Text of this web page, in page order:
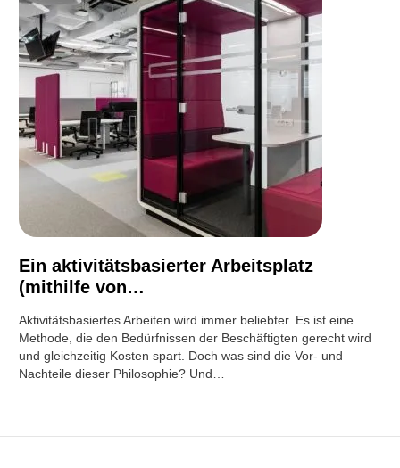
Ein aktivitätsbasierter Arbeitsplatz
(mithilfe von…
Aktivitätsbasiertes Arbeiten wird immer beliebter. Es ist eine
Methode, die den Bedürfnissen der Beschäftigten gerecht wird
und gleichzeitig Kosten spart. Doch was sind die Vor- und
Nachteile dieser Philosophie? Und…